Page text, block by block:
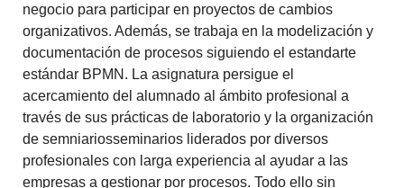
negocio para participar en proyectos de cambios
organizativos. Además, se trabaja en la modelización y
documentación de procesos siguiendo el estandarte
estándar BPMN. La asignatura persigue el
acercamiento del alumnado al ámbito profesional a
través de sus prácticas de laboratorio y la organización
de semniariosseminarios liderados por diversos
profesionales con larga experiencia al ayudar a las
empresas a gestionar por procesos. Todo ello sin